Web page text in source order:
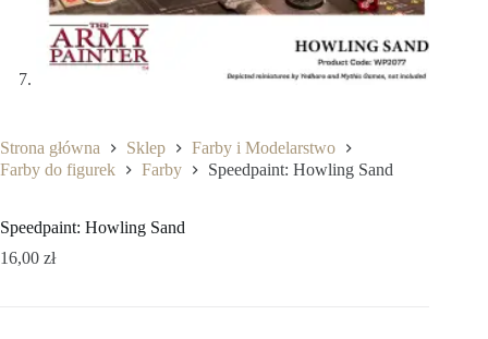
Strona główna Sklep
Farby i Modelarstwo
Farby do figurek
Farby Speedpaint: Howling Sand
Speedpaint: Howling Sand
16,00 zł